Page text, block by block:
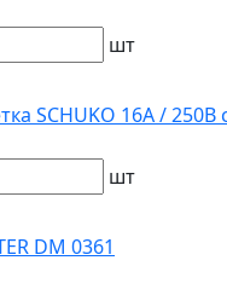
шт
SCHUKO 16А /
шт
DM 0361